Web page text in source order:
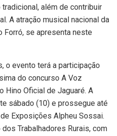
além de contribuir
A atração musical nacional da
Forró, se apresenta neste
o evento terá a participação
do concurso A Voz
Hino Oficial de Jaguaré. A
sábado (10) e prossegue até
Exposições Alpheu Sossai.
Trabalhadores Rurais, com